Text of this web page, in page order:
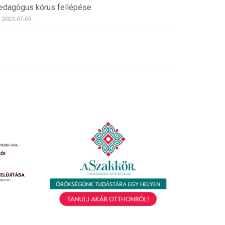
kórus fellépése
2023.07.03.